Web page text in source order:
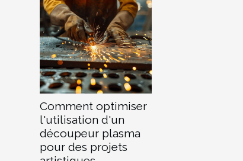
Comment optimiser
l'utilisation d'un
découpeur plasma
pour des projets